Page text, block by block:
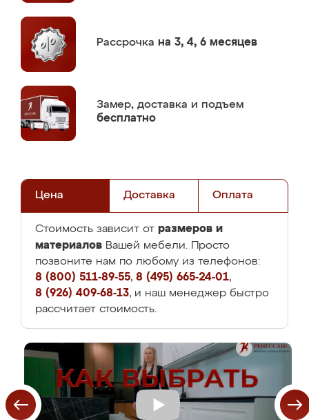
Рассрочка на 3, 4, 6 месяцев
Замер, доставка и подъем
бесплатно
Цена Доставка Оплата
Стоимость зависит от размеров и
материалов Вашей мебели. Просто
позвоните нам по любому из телефонов:
8 (800) 511-89-55, 8 (495) 665-24-01,
8 (926) 409-68-13, и наш менеджер быстро
рассчитает стоимость.